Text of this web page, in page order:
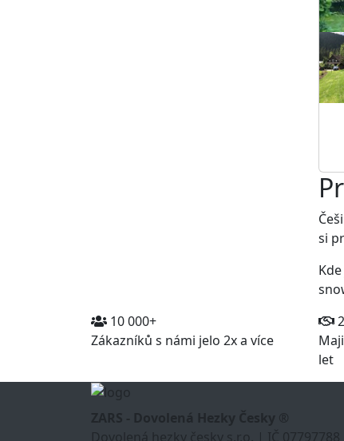
si
10 000+
Zákazníků s námi jelo 2x a více
let
ZARS - Dovolená Hezky Česky ®
Dovolená hezky česky s.r.o. | IČ 07797788